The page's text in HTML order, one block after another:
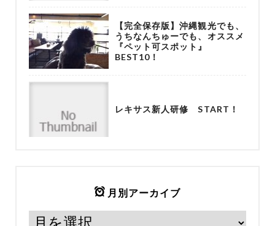
【完全保存版】沖縄観光でも、
うちなんちゅーでも、オススメ
『ペット可スポット』
BEST10！
レキサス新人研修 START！
月別アーカイブ